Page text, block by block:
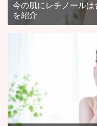
今の肌にレチノール
を紹介